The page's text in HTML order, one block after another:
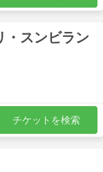
さなど、お客様
できることで
まざまなニーズ
常、標準クラス
らは短い旅行に
の旅行や一晩の
グシート、毛
給油所での食事
賢く選んで快適
・スンビラン
チケットを検索